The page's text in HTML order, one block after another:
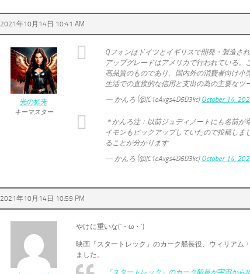
2021年10月14日 10:41 AM
光の如来
キーマスター
Qフォンはドイツとイギリスで開発・製造さ
アップグレードはアメリカで行われている。
高品質のものであり、国内外の消費者向け小
生活での直接的な信用と支出の為の主要なツ
— かんろ (@JC1oAxgs4D6D3kc) October 14,
＊かんろ注：以前ジュディノートにも名前が
イモンもピックアップしていたので投稿しま
ることが分かります
— かんろ (@JC1oAxgs4D6D3kc) October 14,
2021年10月14日 10:59 PM
やけに重いな(´・ω・`)
映画『スタートレック』のカーク船長役、ウィリアム
ました。
『スタートレック』のカーク船長が宇宙か